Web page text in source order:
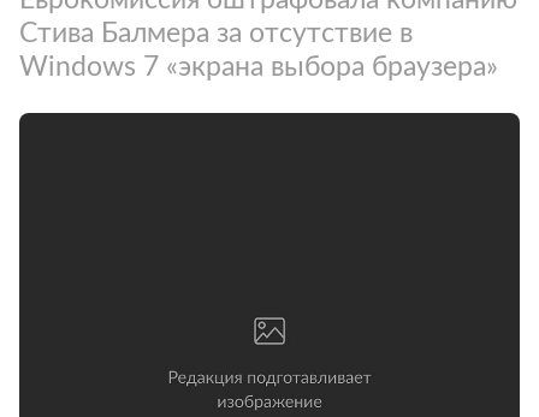
Стива Балмера за отсутствие в
Windows 7 «экрана выбора браузера»